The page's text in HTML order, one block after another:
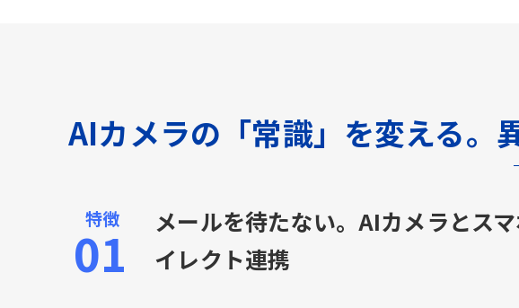
AIカメラの「常識」を変える。
メールを待たない。AIカメラとス
イレクト連携